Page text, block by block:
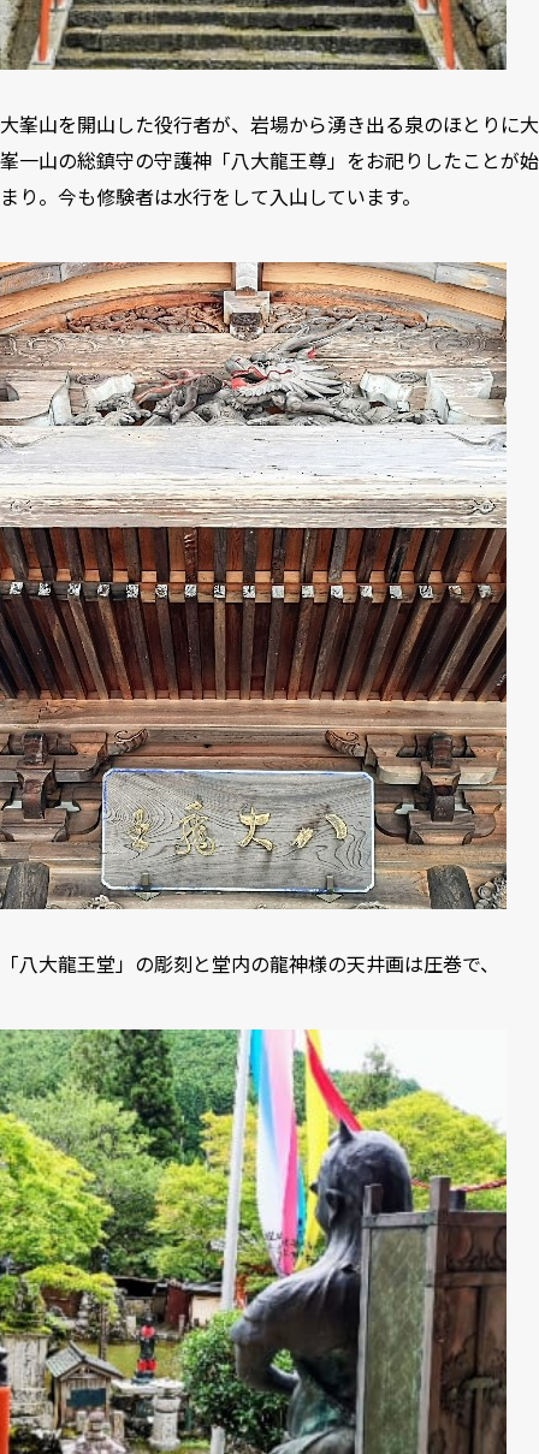
大峯山を開山した役行者が、岩場から湧き出る泉のほとりに大
峯一山の総鎮守の守護神「八大龍王尊」をお祀りしたことが始
まり。今も修験者は水行をして入山しています。
「八大龍王堂」の彫刻と堂内の龍神様の天井画は圧巻で、